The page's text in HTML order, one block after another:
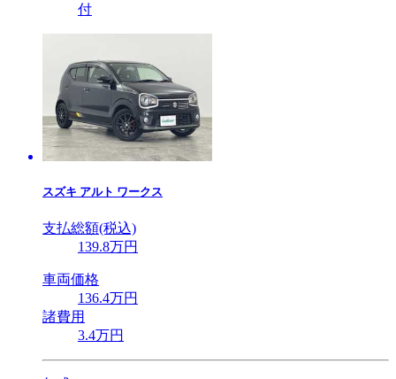
付
スズキ アルト ワークス
支払総額(税込)
139.8万円
車両価格
136.4万円
諸費用
3.4万円